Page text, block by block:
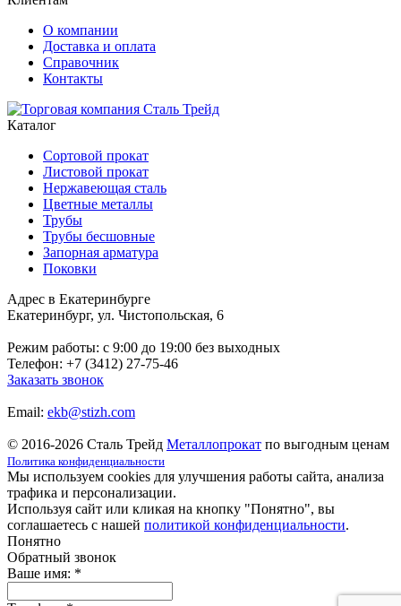
О компании
Доставка и оплата
Справочник
Контакты
Каталог
Сортовой прокат
Листовой прокат
Нержавеющая сталь
Цветные металлы
Трубы
Трубы бесшовные
Запорная арматура
Поковки
Адрес в Екатеринбурге
Екатеринбург, ул. Чистопольская, 6
Режим работы: c 9:00 до 19:00 без выходных
Телефон: +7 (3412) 27-75-46
Заказать звонок
Email: ekb@stizh.com
© 2016-2026 Сталь Трейд Металлопрокат по выгодным ценам
Политика конфиденциальности
Мы используем cookies для улучшения работы сайта, анализа
трафика и персонализации.
Используя сайт или кликая на кнопку "Понятно", вы
соглашаетесь с нашей политикой конфиденциальности.
Понятно
Обратный звонок
Ваше имя: *